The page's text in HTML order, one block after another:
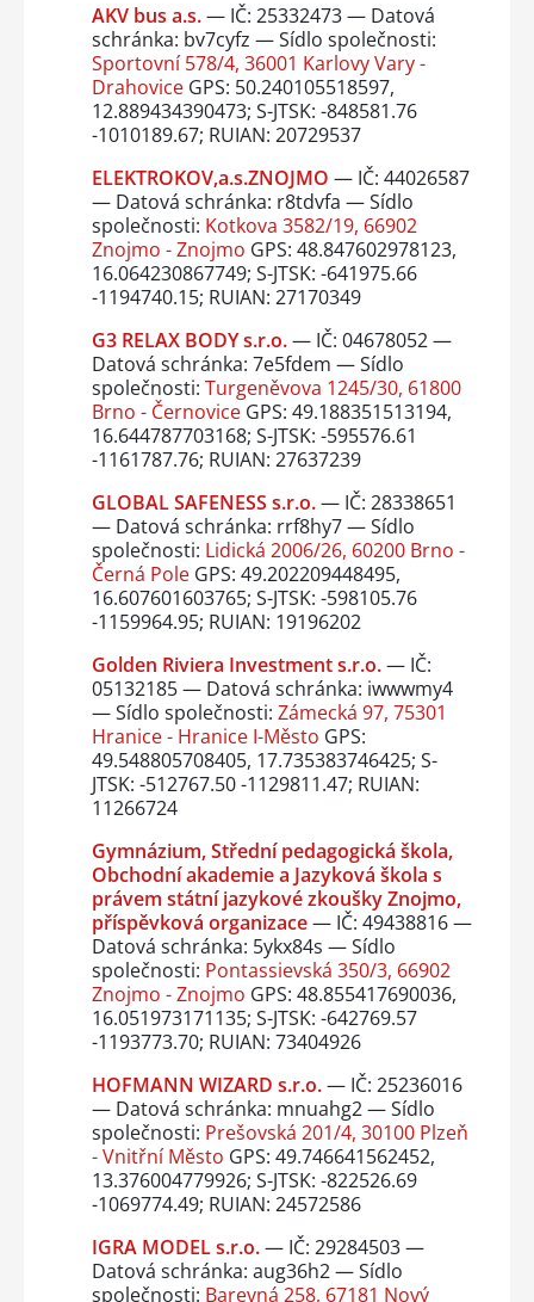
AKV bus a.s.— IČ: 25332473 — Datová
schránka: bv7cyfz — Sídlo společnosti:
Sportovní 578/4, 36001 Karlovy Vary -
DrahoviceGPS: 50.240105518597,
12.889434390473; S-JTSK: -848581.76
-1010189.67; RUIAN: 20729537
ELEKTROKOV,a.s.ZNOJMO — IČ: 44026587
— Datová schránka: r8tdvfa — Sídlo
společnosti: Kotkova 3582/19, 66902
Znojmo - Znojmo GPS: 48.847602978123,
16.064230867749; S-JTSK: -641975.66
-1194740.15; RUIAN: 27170349
G3 RELAX BODY s.r.o.— IČ: 04678052 —
Datová schránka: 7e5fdem — Sídlo
společnosti: Turgeněvova 1245/30, 61800
Brno - ČernoviceGPS: 49.188351513194,
16.644787703168; S-JTSK: -595576.61
-1161787.76; RUIAN: 27637239
GLOBAL SAFENESS s.r.o.— IČ: 28338651
— Datová schránka: rrf8hy7 — Sídlo
společnosti: Lidická 2006/26, 60200 Brno -
Černá PoleGPS: 49.202209448495,
16.607601603765; S-JTSK: -598105.76
-1159964.95; RUIAN: 19196202
Golden Riviera Investment s.r.o.— IČ:
05132185 — Datová schránka: iwwwmy4
— Sídlo společnosti: Zámecká 97, 75301
Hranice - Hranice I-Město GPS:
49.548805708405, 17.735383746425; S-
JTSK: -512767.50 -1129811.47; RUIAN:
11266724
Gymnázium, Střední pedagogická škola,
Obchodní akademie a Jazyková škola s
právem státní jazykové zkoušky Znojmo,
příspěvková organizace— IČ: 49438816 —
Datová schránka: 5ykx84s — Sídlo
společnosti: Pontassievská 350/3, 66902
Znojmo - Znojmo GPS: 48.855417690036,
16.051973171135; S-JTSK: -642769.57
-1193773.70; RUIAN: 73404926
HOFMANN WIZARD s.r.o.— IČ: 25236016
— Datová schránka: mnuahg2 — Sídlo
společnosti: Prešovská 201/4, 30100 Plzeň
- Vnitřní Město GPS: 49.746641562452,
13.376004779926; S-JTSK: -822526.69
-1069774.49; RUIAN: 24572586
IGRA MODEL s.r.o.— IČ: 29284503 —
Datová schránka: aug36h2 — Sídlo
společnosti: Barevná 258, 67181 Nový